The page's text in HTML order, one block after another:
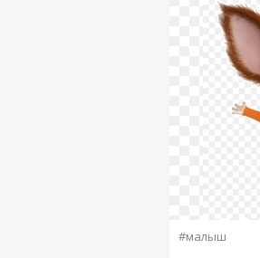
#малыш